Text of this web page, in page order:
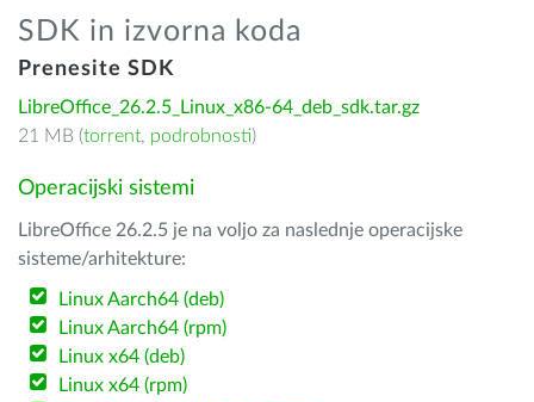
SDK in izvorna koda
Prenesite SDK
LibreOffice_26.2.5_Linux_x86-64_deb_sdk.tar.gz
21 MB (torrent, podrobnosti)
Operacijski sistemi
LibreOffice 26.2.5 je na voljo za naslednje operacijske
sisteme/arhitekture:
Linux Aarch64 (deb)
Linux Aarch64 (rpm)
Linux x64 (deb)
Linux x64 (rpm)